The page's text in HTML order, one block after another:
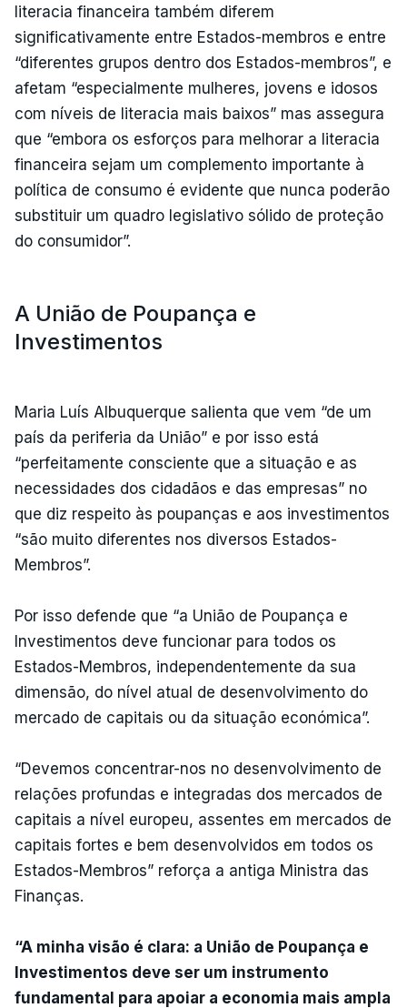
literacia financeira também diferem
significativamente entre Estados-membros e entre
“diferentes grupos dentro dos Estados-membros”, e
afetam “especialmente mulheres, jovens e idosos
com níveis de literacia mais baixos” mas assegura
que “embora os esforços para melhorar a literacia
financeira sejam um complemento importante à
política de consumo é evidente que nunca poderão
substituir um quadro legislativo sólido de proteção
do consumidor”.
A União de Poupança e
Investimentos
Maria Luís Albuquerque salienta que vem “de um
país da periferia da União” e por isso está
“perfeitamente consciente que a situação e as
necessidades dos cidadãos e das empresas” no
que diz respeito às poupanças e aos investimentos
“são muito diferentes nos diversos Estados-
Membros”.
Por isso defende que “a União de Poupança e
Investimentos deve funcionar para todos os
Estados-Membros, independentemente da sua
dimensão, do nível atual de desenvolvimento do
mercado de capitais ou da situação económica”.
“Devemos concentrar-nos no desenvolvimento de
relações profundas e integradas dos mercados de
capitais a nível europeu, assentes em mercados de
capitais fortes e bem desenvolvidos em todos os
Estados-Membros” reforça a antiga Ministra das
Finanças.
“A minha visão é clara: a União de Poupança e
Investimentos deve ser um instrumento
fundamental para apoiar a economia mais ampla